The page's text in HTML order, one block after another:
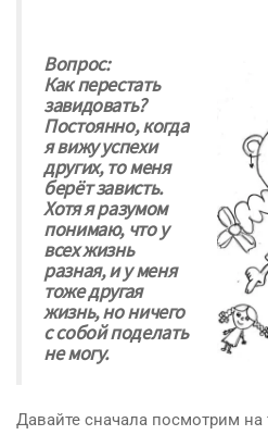
Вопрос:
Как перестать
завидовать?
Постоянно, когда
я вижу успехи
других, то меня
берёт зависть.
Хотя я разумом
понимаю, что у
всех жизнь
разная, и у меня
тоже другая
жизнь, но ничего
с собой поделать
не могу.
Давайте сначала посмотрим на